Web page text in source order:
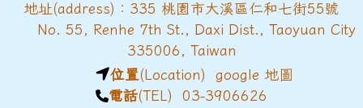
地址(address)：335 桃園市大溪區仁和七街55號
No. 55, Renhe 7th St., Daxi Dist., Taoyuan City
335006, Taiwan
位置(Location) google 地圖
電話(TEL) 03-3906626